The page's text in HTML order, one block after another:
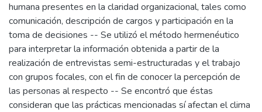
humana presentes en la claridad organizacional, tales como
comunicación, descripción de cargos y participación en la
toma de decisiones -- Se utilizó el método hermenéutico
para interpretar la información obtenida a partir de la
realización de entrevistas semi-estructuradas y el trabajo
con grupos focales, con el fin de conocer la percepción de
las personas al respecto -- Se encontró que éstas
consideran que las prácticas mencionadas sí afectan el clima